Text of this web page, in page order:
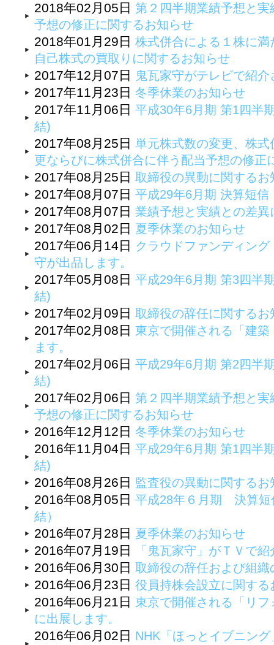
2018年02月05日 第２四半期業績予想と
予想の修正に関するお知らせ
2018年01月29日 株式併合による１株に
自己株式の買取りに関するお知らせ
2017年12月07日
鬼瓦家守がテレビで紹介
2017年11月23日 冬季休業のお知らせ
2017年11月06日 平成30年6月期 第1四半
結)
2017年08月25日 単元株式数の変更、株
更ならびに株式併合に伴う配当予想の修正
2017年08月25日 取締役の異動に関するお
2017年08月07日 平成29年6月期 決算短
2017年08月07日 業績予想と実績との差
2017年08月02日 夏季休業のお知らせ
2017年06月14日 クラウドファンディン
守が出品します。
2017年05月08日 平成29年6月期 第3四半
結)
2017年02月09日 取締役の辞任に関するお
2017年02月08日 東京で開催される「建
ます。
2017年02月06日 平成29年6月期 第2四半
結)
2017年02月06日 第２四半期業績予想と
予想の修正に関するお知らせ
2016年12月12日 冬季休業のお知らせ
2016年11月04日 平成29年6月期 第1四半
結)
2016年08月26日 監査役の異動に関するお
2016年08月05日 平成28年６月期 決算短
結）
2016年07月28日 夏季休業のお知らせ
2016年07月19日 「鬼瓦家守」がＴＶで
2016年06月30日 取締役の辞任および組
2016年06月23日 役員持株会設立に関する
2016年06月21日 東京で開催される「リ
に出展します。
2016年06月02日 NHK「ほっとイブニン